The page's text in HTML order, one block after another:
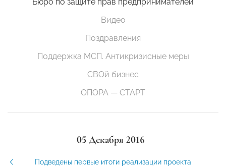
Видео
Поздравления
Поддержка МСП. Антикризисные меры
СВОй бизнес
ОПОРА — СТАРТ
05 Декабря 2016
Подведены первые итоги реализации проекта